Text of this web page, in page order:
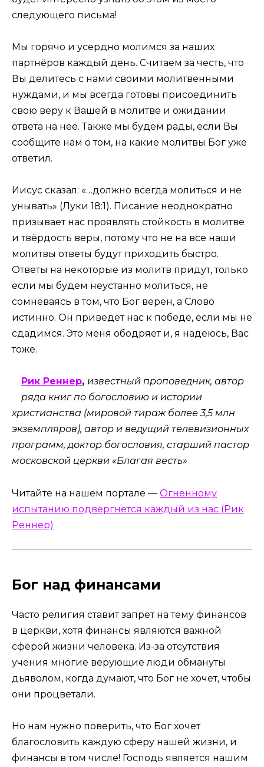
следующего письма!
Мы горячо и усердно молимся за наших
партнёров каждый день. Cчитаем за честь, что
Вы делитесь с нами своими молитвенными
нуждами, и мы всегда готовы присоединить
свою веру к Вашей в молитве и ожидании
ответа на неё. Также мы будем рады, если Вы
сообщите нам о том, на какие молитвы Бог уже
ответил.
Иисус сказал: «…должно всегда молиться и не
унывать» (Луки 18:1). Писание неоднократно
призывает нас проявлять стойкость в молитве
и твёрдость веры, потому что не на все наши
молитвы ответы будут приходить быстро.
Ответы на некоторые из молитв придут, только
если мы будем неустанно молиться, не
сомневаясь в том, что Бог верен, а Слово
истинно. Он приведёт нас к победе, если мы не
сдадимся. Это меня ободряет и, я надеюсь, Вас
тоже.
Рик Реннер, известный проповедник, автор
ряда книг по богословию и истории
христианства (мировой тираж более 3,5 млн
экземпляров), автор и ведущий телевизионных
программ, доктор богословия, старший пастор
московской церкви «Благая весть»
Читайте на нашем портале — Огненному
испытанию подвергнется каждый из нас (Рик
Реннер)
Бог над финансами
Часто религия ставит запрет на тему финансов
в церкви, хотя финансы являются важной
сферой жизни человека. Из-за отсутствия
учения многие верующие люди обмануты
дьяволом, когда думают, что Бог не хочет, чтобы
они процветали.
Но нам нужно поверить, что Бог хочет
благословить каждую сферу нашей жизни, и
финансы в том числе! Господь является нашим